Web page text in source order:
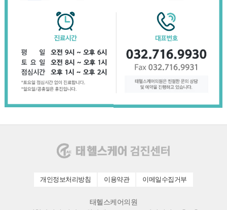
개인정보처리방침 이용약관 이메일수집거부
태헬스케어의원